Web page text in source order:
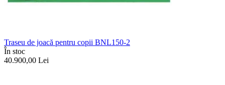
Traseu de joacă pentru copii BNL150-2
În stoc
40.900,00 Lei